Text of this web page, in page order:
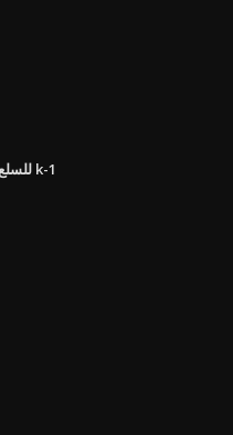
صندوق تتبع مؤشر invesco db للسلع الأساسية k-1